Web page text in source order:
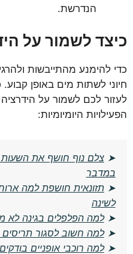
הנדרשת.
כיצד לשמור על
כדי להימנע מהתייבשות
חיוני לשתות מים באופן
לעזור לכם לשמור על
הפעילויות היומיומיות:
➤צלם נוף חושף את השעות
במדבר
➤תזונאית חושפת למה
לשינה
➤למה הפלפלים בגינה לא
➤למה חשוב לסגור
➤למה רוכבי אופניים